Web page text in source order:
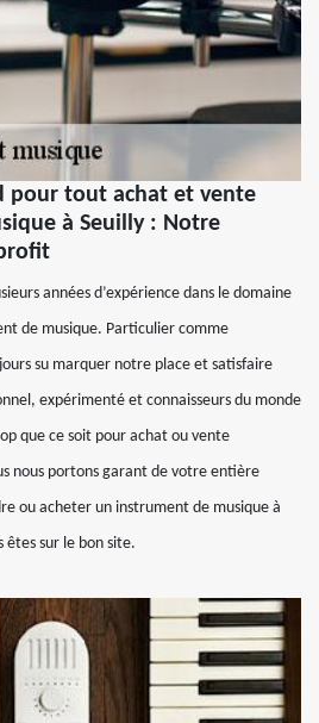
pour tout achat et vente
à Seuilly : Notre
années d’expérience dans le domaine
de musique. Particulier comme
su marquer notre place et satisfaire
expérimenté et connaisseurs du monde
que ce soit pour achat ou vente
nous portons garant de votre entière
ou acheter un instrument de musique à
êtes sur le bon site.